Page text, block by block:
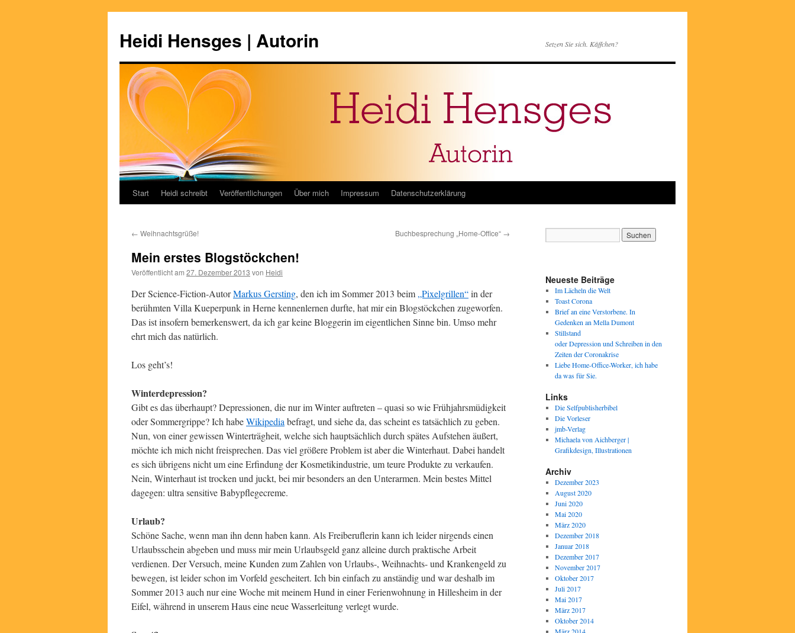
springen
Heidi Hensges | Autorin Setzen Sie sich. Käffchen?
Start Heidi schreibt Veröffentlichungen Über mich Impressum Datenschutzerklärung
← Weihnachtsgrüße! Buchbesprechung „Home-Office“ →
Mein erstes Blogstöckchen!
Veröffentlicht am 27. Dezember 2013 von Heidi
Der Science-Fiction-AutorMarkus Gersting, den ich im Sommer 2013 beim „Pixelgrillen“in der
berühmten Villa Kueperpunk in Herne kennenlernen durfte, hat mir ein Blogstöckchen zugeworfen.
Das ist insofern bemerkenswert, da ich gar keine Bloggerin im eigentlichen Sinne bin. Umso mehr
ehrt mich das natürlich.
Los geht’s!
Winterdepression?
Gibt es das überhaupt? Depressionen, die nur im Winter auftreten – quasi so wie Frühjahrsmüdigkeit
oder Sommergrippe? Ich habeWikipedia befragt, und siehe da, das scheint es tatsächlich zu geben.
Nun, von einer gewissen Winterträgheit, welche sich hauptsächlich durch spätes Aufstehen äußert,
möchte ich mich nicht freisprechen. Das viel größere Problem ist aber die Winterhaut. Dabei handelt
es sich übrigens nicht um eine Erfindung der Kosmetikindustrie, um teure Produkte zu verkaufen.
Nein, Winterhaut ist trocken und juckt, bei mir besonders an den Unterarmen. Mein bestes Mittel
dagegen: ultra sensitive Babypflegecreme.
Urlaub?
Schöne Sache, wenn man ihn denn haben kann. Als Freiberuflerin kann ich leider nirgends einen
Urlaubsschein abgeben und muss mir mein Urlaubsgeld ganz alleine durch praktische Arbeit
verdienen. Der Versuch, meine Kunden zum Zahlen von Urlaubs-, Weihnachts- und Krankengeld zu
bewegen, ist leider schon im Vorfeld gescheitert. Ich bin einfach zu anständig und war deshalb im
Sommer 2013 auch nur eine Woche mit meinem Hund in einer Ferienwohnung in Hillesheim in der
Eifel, während in unserem Haus eine neue Wasserleitung verlegt wurde.
Neueste Beiträge
Im Lächeln die Welt
Toast Corona
Brief an eine Verstorbene. In
Gedenken an Mella Dumont
Stillstand
oder Depression und Schreiben in den
Zeiten der Coronakrise
Liebe Home-Office-Worker, ich habe
da was für Sie.
Links
Die Selfpublisherbibel
Die Vorleser
jmb-Verlag
Michaela von Aichberger |
Grafikdesign, Illustrationen
Archiv
Dezember 2023
August 2020
Juni 2020
Mai 2020
März 2020
Dezember 2018
Januar 2018
Dezember 2017
November 2017
Oktober 2017
Juli 2017
Mai 2017
März 2017
Oktober 2014